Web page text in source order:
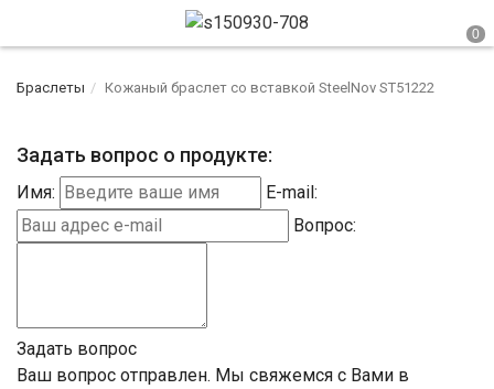
Браслеты Кожаный браслет со вставкой SteelNov ST51222
Задать вопрос о продукте:
Имя:
E-mail:
Вопрос:
Задать вопрос
Ваш вопрос отправлен. Мы свяжемся с Вами в